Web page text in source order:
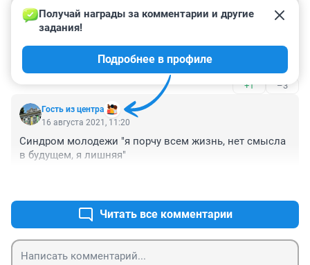
16 августа 2021, 13:23
Никто ни от чего не застрахован , это благополучная
семья и девочка с хорошим воспитанием , такая была
реакция у девочки нехорошая сквозь сон , она спала ,
когда прибыли защитники 👎, силовики
+1 –3
Гость из центра
Получай награды за комментарии и другие
задания!
Подробнее в профиле
16 августа 2021, 11:20
Синдром молодежи "я порчу всем жизнь, нет смысла
в будущем, я лишняя"
Читать все комментарии